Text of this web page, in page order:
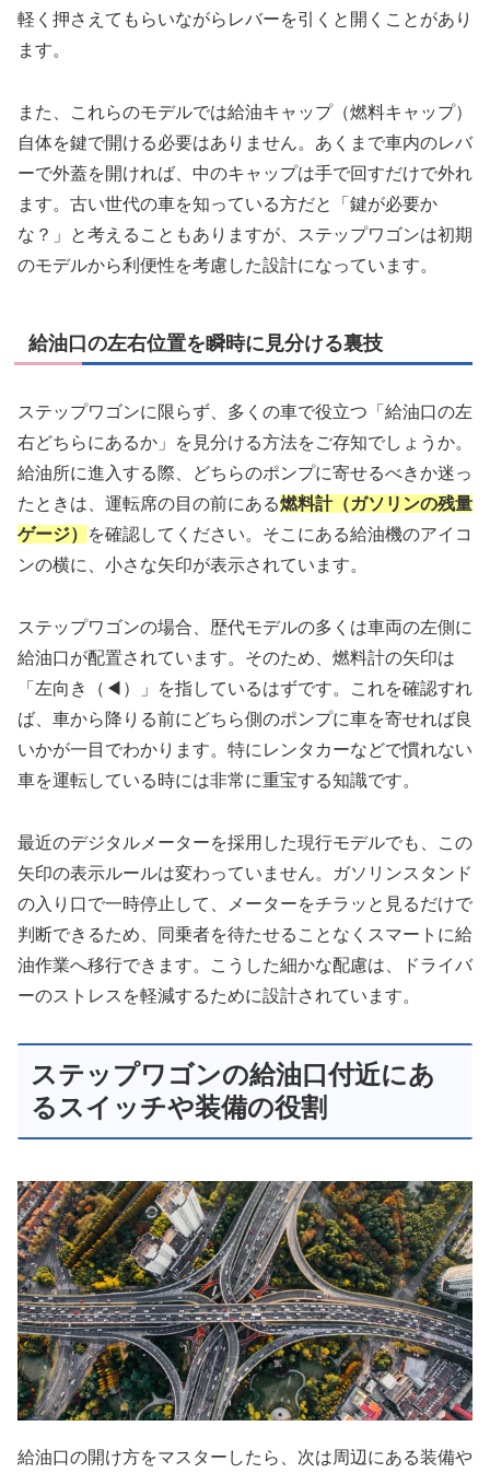
軽く押さえてもらいながらレバーを引くと開くことがあり
ます。
また、これらのモデルでは給油キャップ（燃料キャップ）
自体を鍵で開ける必要はありません。あくまで車内のレバ
ーで外蓋を開ければ、中のキャップは手で回すだけで外れ
ます。古い世代の車を知っている方だと「鍵が必要か
な？」と考えることもありますが、ステップワゴンは初期
のモデルから利便性を考慮した設計になっています。
給油口の左右位置を瞬時に見分ける裏技
ステップワゴンに限らず、多くの車で役立つ「給油口の左
右どちらにあるか」を見分ける方法をご存知でしょうか。
給油所に進入する際、どちらのポンプに寄せるべきか迷っ
たときは、運転席の目の前にある燃料計（ガソリンの残量
ゲージ）
を確認してください。そこにある給油機のアイコ
ンの横に、小さな矢印が表示されています。
ステップワゴンの場合、歴代モデルの多くは車両の左側に
給油口が配置されています。そのため、燃料計の矢印は
「左向き（◀）」を指しているはずです。これを確認すれ
ば、車から降りる前にどちら側のポンプに車を寄せれば良
いかが一目でわかります。特にレンタカーなどで慣れない
車を運転している時には非常に重宝する知識です。
最近のデジタルメーターを採用した現行モデルでも、この
矢印の表示ルールは変わっていません。ガソリンスタンド
の入り口で一時停止して、メーターをチラッと見るだけで
判断できるため、同乗者を待たせることなくスマートに給
油作業へ移行できます。こうした細かな配慮は、ドライバ
ーのストレスを軽減するために設計されています。
ステップワゴンの給油口付近にあ
るスイッチや装備の役割
給油口の開け方をマスターしたら、次は周辺にある装備や